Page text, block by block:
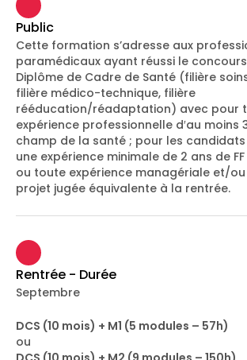
Public
Cette formation s’adresse aux
paramédicaux ayant réussi le
Diplôme de Cadre de Santé (filière
filière médico-technique, filière
rééducation/réadaptation) avec pour
expérience professionnelle d′au moins
champ de la santé ; pour les
une expérience minimale de 2 ans de
ou toute expérience managériale et/
projet jugée équivalente à la rentrée.
Rentrée - Durée
Septembre
DCS (10 mois) + M1 (5 modules – 57h)
ou